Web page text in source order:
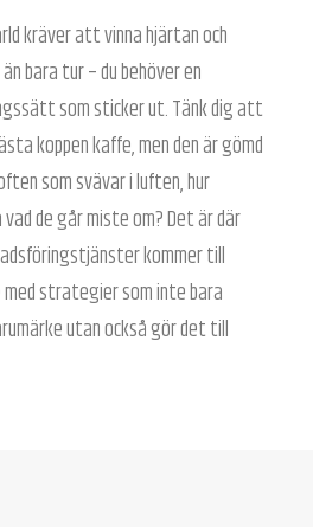
kräver att vinna hjärtan och
bara tur – du behöver en
som sticker ut. Tänk dig att
koppen kaffe, men den är gömd
som svävar i luften, hur
de går miste om? Det är där
kommer till
strategier som inte bara
utan också gör det till